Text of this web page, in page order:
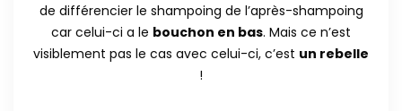
de différencier le shampoing de l’après-shampoing
car celui-ci a le bouchon en bas. Mais ce n’est
visiblement pas le cas avec celui-ci, c’est un rebelle
!